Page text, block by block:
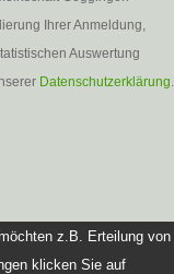
Ihrer Anmeldung,
Auswertung
Datenschutzerklärung.
z.B. Erteilung von
klicken Sie auf